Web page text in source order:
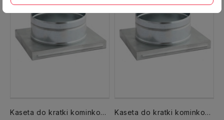
Kaseta do kratki kominkowej KDP K2,Kz2 fi 100 mm
Kaseta do kratki kominkowej KDP K2,Kz2 fi 125 mm